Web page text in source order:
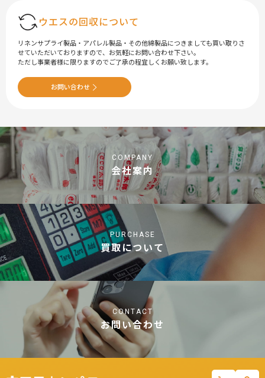
ウエスの回収について
リネンサプライ製品・アパレル製品・その他綿製品につきましても買い取りさ
せていただいておりますので、お気軽にお問い合わせ下さい。
ただし事業者様に限りますのでご了承の程宜しくお願い致します。
お問い合わせ
COMPANY
会社案内
PURCHASE
買取について
CONTACT
お問い合わせ